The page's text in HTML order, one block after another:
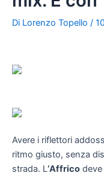
Di Lorenzo Topello /
Avere i riflettori
ritmo giusto, senza
strada. L‘Affrico deve